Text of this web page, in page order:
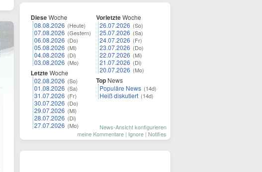
DieseWoche
08.08.2026 (Heute)
07.08.2026 (Gestern)
06.08.2026 (Do)
05.08.2026 (Mi)
04.08.2026 (Di)
03.08.2026 (Mo)
LetzteWoche
02.08.2026 (So)
01.08.2026 (Sa)
31.07.2026 (Fr)
30.07.2026 (Do)
29.07.2026 (Mi)
28.07.2026 (Di)
27.07.2026 (Mo)
VorletzteWoche
26.07.2026 (So)
25.07.2026 (Sa)
24.07.2026 (Fr)
23.07.2026 (Do)
22.07.2026 (Mi)
21.07.2026 (Di)
20.07.2026 (Mo)
Top News
Populäre News (14d)
Heiß diskutiert (14d)
News-Ansicht konfigurieren
meine Kommentare | Ignore | Notifies